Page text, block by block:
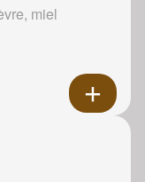
miel